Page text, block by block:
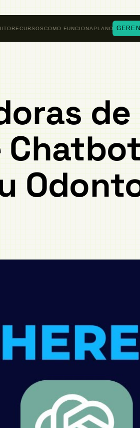
RECURSOSCOMO FUNCIONA PLANOS
de